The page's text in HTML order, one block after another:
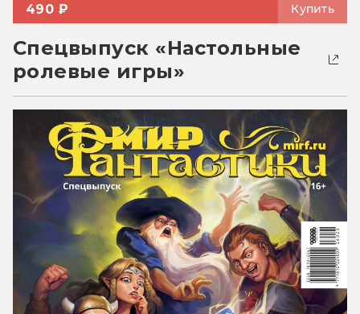
490 ₽ Купить
Спецвыпуск «Настольные
ролевые игры»